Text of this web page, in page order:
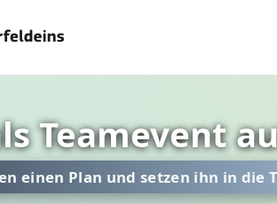
Teamevent
einen Plan und setzen ihn in die